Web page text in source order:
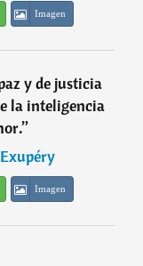
Imagen
y de justicia
la inteligencia
”
Imagen